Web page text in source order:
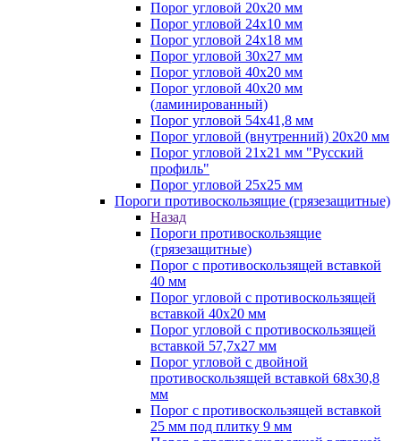
Порог угловой 20х20 мм
Порог угловой 24х10 мм
Порог угловой 24х18 мм
Порог угловой 30х27 мм
Порог угловой 40х20 мм
Порог угловой 40х20 мм
(ламинированный)
Порог угловой 54х41,8 мм
Порог угловой (внутренний) 20х20 мм
Порог угловой 21х21 мм "Русский
профиль"
Порог угловой 25х25 мм
Пороги противоскользящие (грязезащитные)
Назад
Пороги противоскользящие
(грязезащитные)
Порог с противоскользящей вставкой
40 мм
Порог угловой с противоскользящей
вставкой 40х20 мм
Порог угловой с противоскользящей
вставкой 57,7х27 мм
Порог угловой с двойной
противоскользящей вставкой 68х30,8
мм
Порог с противоскользящей вставкой
25 мм под плитку 9 мм